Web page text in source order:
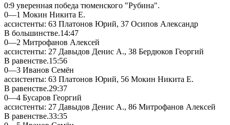
0:9 уверенная победа тюменского "Рубина".
0—1 Мокин Никита Е.
ассистенты: 63 Платонов Юрий, 37 Осипов Александр
В большинстве.14:47
0—2 Митрофанов Алексей
ассистенты: 27 Давыдов Денис А., 38 Бердюков Георгий
В равенстве.15:56
0—3 Иванов Семён
ассистенты: 63 Платонов Юрий, 56 Мокин Никита Е.
В равенстве.29:37
0—4 Бусаров Георгий
ассистенты: 27 Давыдов Денис А., 86 Митрофанов Алексей
В равенстве.33:35